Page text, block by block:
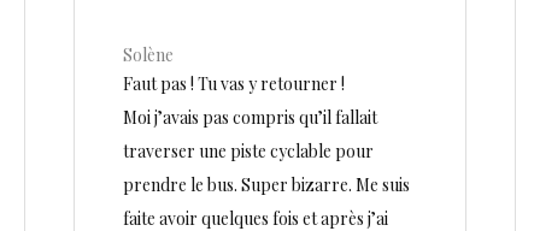
Solène
Faut pas ! Tu vas y retourner !
Moi j’avais pas compris qu’il fallait
traverser une piste cyclable pour
prendre le bus. Super bizarre. Me suis
faite avoir quelques fois et après j’ai